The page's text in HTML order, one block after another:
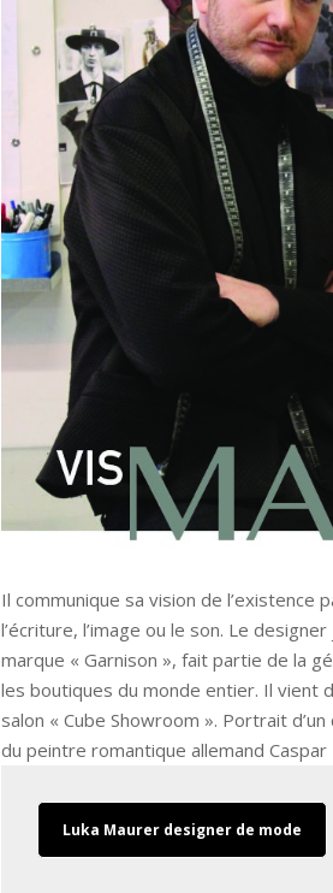
Il communique sa vision de l’existence
l’écriture, l’image ou le son. Le
marque « Garnison », fait partie de la
les boutiques du monde entier. Il vient
salon « Cube Showroom ». Portrait
du peintre romantique allemand Caspar
Luka Maurer designer de mode